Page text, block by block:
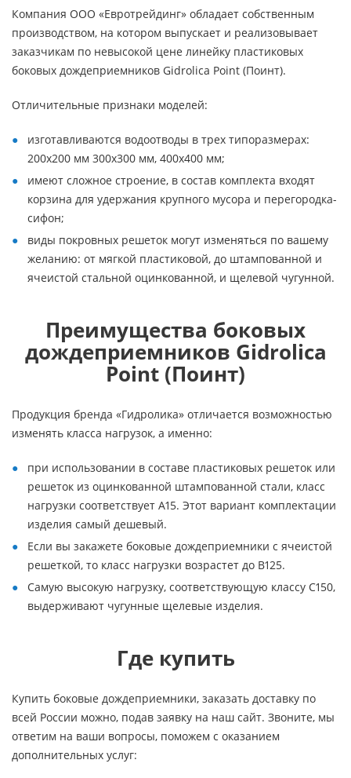
Компания ООО «Евротрейдинг» обладает собственным
производством, на котором выпускает и реализовывает
заказчикам по невысокой цене линейку пластиковых
боковых дождеприемников Gidrolica Point (Поинт).
Отличительные признаки моделей:
изготавливаются водоотводы в трех типоразмерах:
200х200 мм 300х300 мм, 400х400 мм;
имеют сложное строение, в состав комплекта входят
корзина для удержания крупного мусора и перегородка-
сифон;
виды покровных решеток могут изменяться по вашему
желанию: от мягкой пластиковой, до штампованной и
ячеистой стальной оцинкованной, и щелевой чугунной.
Преимущества боковых
дождеприемников Gidrolica
Point (Поинт)
Продукция бренда «Гидролика» отличается возможностью
изменять класса нагрузок, а именно:
при использовании в составе пластиковых решеток или
решеток из оцинкованной штампованной стали, класс
нагрузки соответствует А15. Этот вариант комплектации
изделия самый дешевый.
Если вы закажете боковые дождеприемники с ячеистой
решеткой, то класс нагрузки возрастет до В125.
Самую высокую нагрузку, соответствующую классу С150,
выдерживают чугунные щелевые изделия.
Где купить
Купить боковые дождеприемники, заказать доставку по
всей России можно, подав заявку на наш сайт. Звоните, мы
ответим на ваши вопросы, поможем с оказанием
дополнительных услуг: